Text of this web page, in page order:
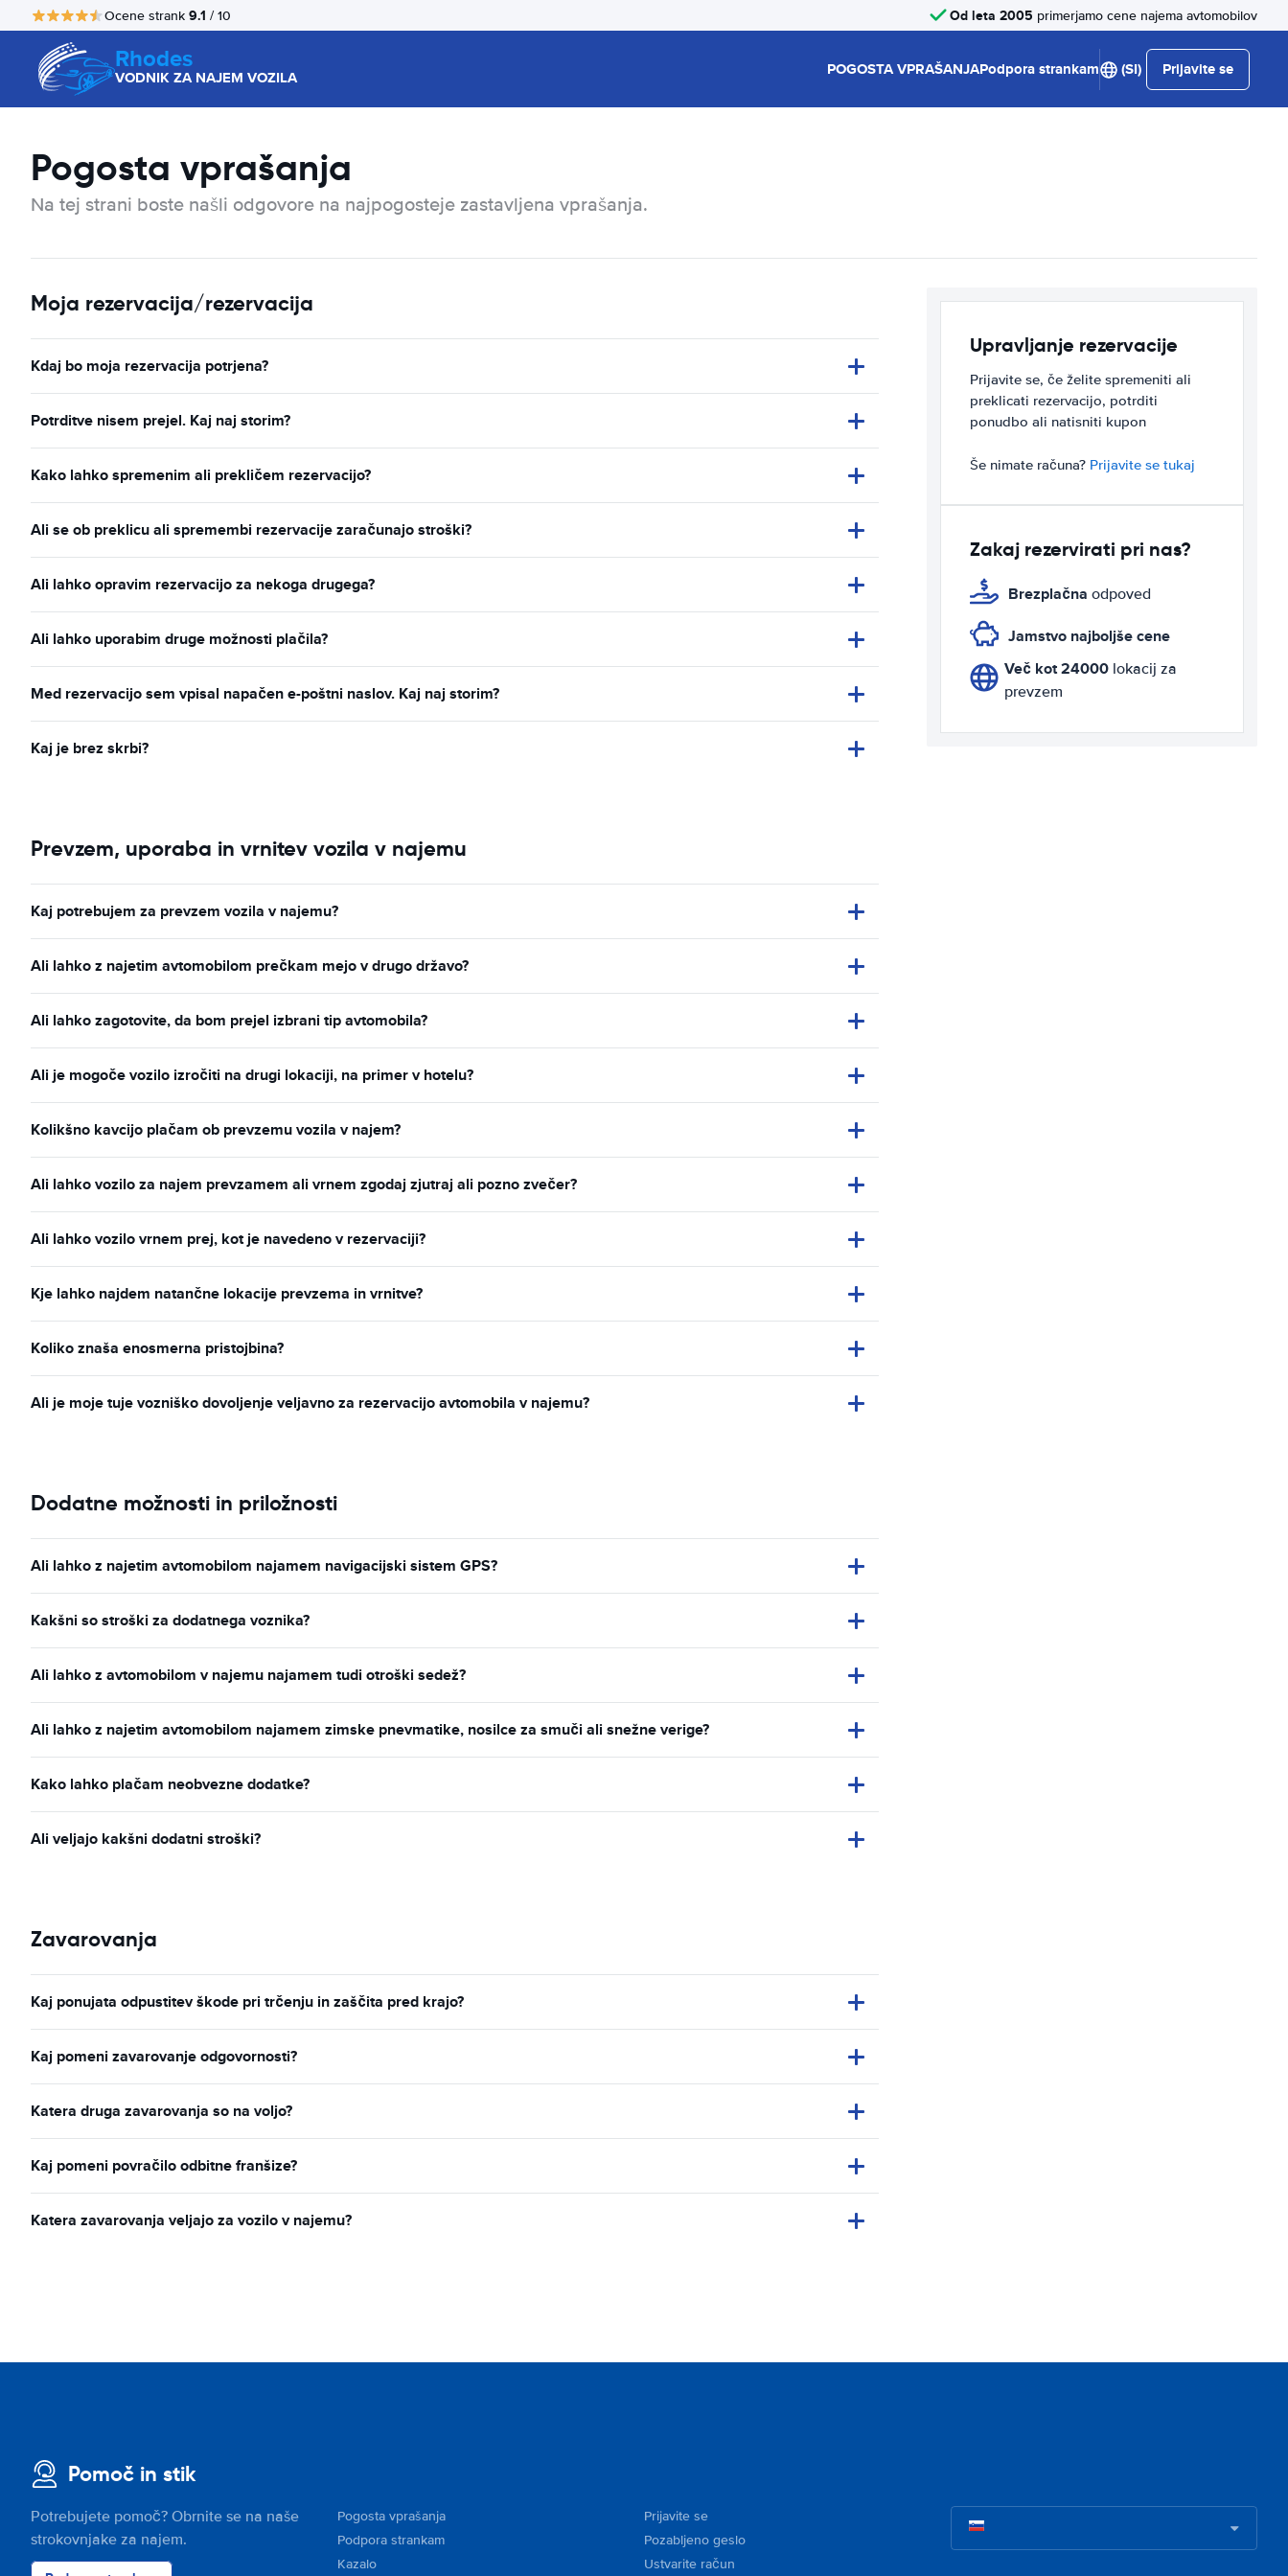
Ocene strank 9.1 / 10 Od leta 2005 primerjamo cene najema avtomobilov
Rhodes
VODNIK ZA NAJEM VOZILA POGOSTA VPRAŠANJAPodpora strankam (SI) Prijavite se
Pogosta vprašanja
Na tej strani boste našli odgovore na najpogosteje zastavljena vprašanja.
Moja rezervacija/rezervacija
Kdaj bo moja rezervacija potrjena?
Potrditve nisem prejel. Kaj naj storim?
Kako lahko spremenim ali prekličem rezervacijo?
Ali se ob preklicu ali spremembi rezervacije zaračunajo stroški?
Ali lahko opravim rezervacijo za nekoga drugega?
Ali lahko uporabim druge možnosti plačila?
Med rezervacijo sem vpisal napačen e-poštni naslov. Kaj naj storim?
Kaj je brez skrbi?
Prevzem, uporaba in vrnitev vozila v najemu
Kaj potrebujem za prevzem vozila v najemu?
Ali lahko z najetim avtomobilom prečkam mejo v drugo državo?
Ali lahko zagotovite, da bom prejel izbrani tip avtomobila?
Ali je mogoče vozilo izročiti na drugi lokaciji, na primer v hotelu?
Kolikšno kavcijo plačam ob prevzemu vozila v najem?
Ali lahko vozilo za najem prevzamem ali vrnem zgodaj zjutraj ali pozno zvečer?
Ali lahko vozilo vrnem prej, kot je navedeno v rezervaciji?
Kje lahko najdem natančne lokacije prevzema in vrnitve?
Koliko znaša enosmerna pristojbina?
Ali je moje tuje vozniško dovoljenje veljavno za rezervacijo avtomobila v najemu?
Dodatne možnosti in priložnosti
Ali lahko z najetim avtomobilom najamem navigacijski sistem GPS?
Kakšni so stroški za dodatnega voznika?
Ali lahko z avtomobilom v najemu najamem tudi otroški sedež?
Ali lahko z najetim avtomobilom najamem zimske pnevmatike, nosilce za smuči ali snežne verige?
Kako lahko plačam neobvezne dodatke?
Ali veljajo kakšni dodatni stroški?
Zavarovanja
Kaj ponujata odpustitev škode pri trčenju in zaščita pred krajo?
Kaj pomeni zavarovanje odgovornosti?
Katera druga zavarovanja so na voljo?
Kaj pomeni povračilo odbitne franšize?
Katera zavarovanja veljajo za vozilo v najemu?
Upravljanje rezervacije
Prijavite se, če želite spremeniti ali
preklicati rezervacijo, potrditi
ponudbo ali natisniti kupon
Še nimate računa? Prijavite se tukaj
Zakaj rezervirati pri nas?
Brezplačna odpoved
Jamstvo najboljše cene
Več kot 24000lokacij za
prevzem
Pomoč in stik
Potrebujete pomoč? Obrnite se na naše
strokovnjake za najem.
Pogosta vprašanja
Podpora strankam
Kazalo
Prijavite se
Pozabljeno geslo
Ustvarite račun